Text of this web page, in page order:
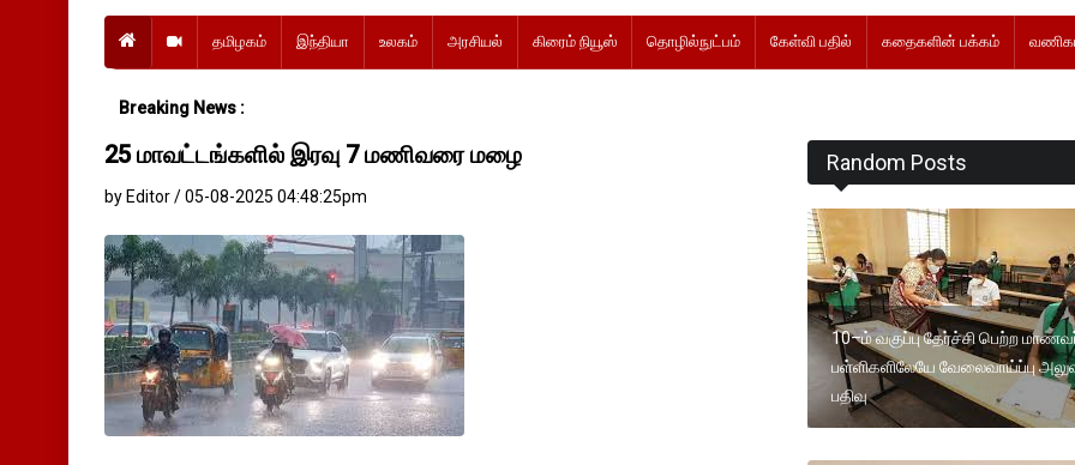
தமிழகம் இந்தியா உலகம் அரசியல் கிரைம் நியூஸ் தொழில்நுட்பம் கேள்வி பதில் கதைகளின் பக்கம்
Breaking News :
25 மாவட்டங்களில் இரவு 7 மணிவரை மழை
by Editor / 05-08-2025 04:48:25pm
Random Posts
10–ம் வகுப்பு தேர்ச்சி பெற்ற
பள்ளிகளிலேயே வேலைவாய்ப்பு
பதிவு